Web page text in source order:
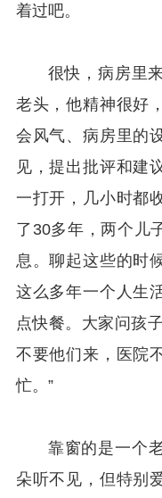
着过吧。
很快，病房里
老头，他精神很好
会风气、病房里的
见，提出批评和建
一打开，几小时都
了30多年，两个儿
息。聊起这些的时
这么多年一个人生
点快餐。大家问孩
不要他们来，医院
忙。”
靠窗的是一个
朵听不见，但特别